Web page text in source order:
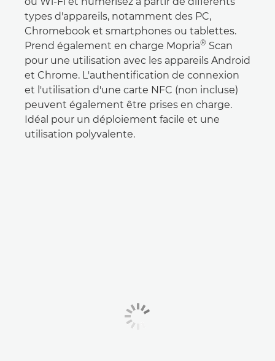
types d'appareils, notamment des PC,
Chromebook et smartphones ou tablettes.
Prend également en charge Mopria® Scan
pour une utilisation avec les appareils Android
et Chrome. L'authentification de connexion
et l'utilisation d'une carte NFC (non incluse)
peuvent également être prises en charge.
Idéal pour un déploiement facile et une
utilisation polyvalente.